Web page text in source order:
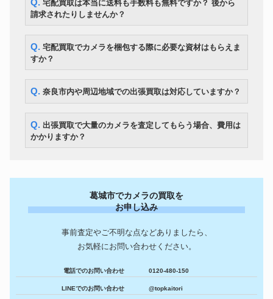
請求されたりしませんか？
Q. 宅配買取でカメラを梱包する際に必要な資材はもらえま
すか？
Q. 奈良市内や周辺地域での出張買取は対応していますか？
Q. 出張買取で大量のカメラを査定してもらう場合、費用は
かかりますか？
葛城市でカメラの買取を
お申し込み
事前査定やご不明な点などありましたら、
お気軽にお問い合わせください。
電話でのお問い合わせ 0120-480-150
LINEでのお問い合わせ @topkaitori